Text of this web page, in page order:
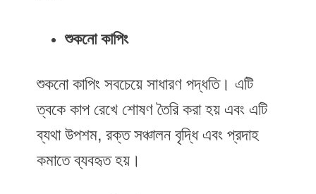
শুকনো কাপিং
শুকনো কাপিং সবচেয়ে সাধারণ পদ্ধতি। এটি
ত্বকে কাপ রেখে শোষণ তৈরি করা হয় এবং এটি
ব্যথা উপশম, রক্ত সঞ্চালন বৃদ্ধি এবং প্রদাহ
কমাতে ব্যবহৃত হয়।